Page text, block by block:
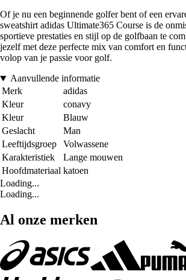
Of je nu een beginnende golfer bent of een
sweatshirt adidas Ultimate365 Course is de
sportieve prestaties en stijl op de golfbaan te
jezelf met deze perfecte mix van comfort en
volop van je passie voor golf.
Aanvullende informatie
Merk
adidas
Kleur
conavy
Kleur
Blauw
Geslacht
Man
Leeftijdsgroep
Volwassene
Karakteristiek
Lange mouwen
Hoofdmateriaal katoen
Loading...
Loading...
Al onze merken